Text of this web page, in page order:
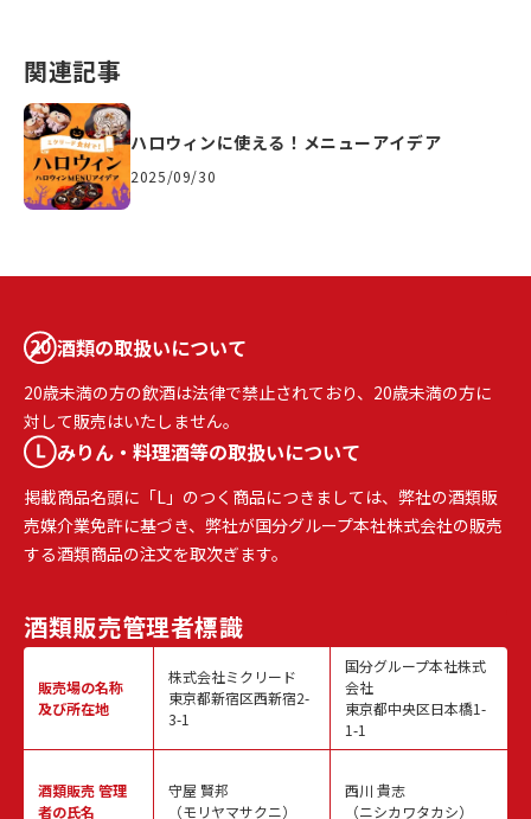
関連記事
ハロウィンに使える！メニューアイデア
2025/09/30
酒類の取扱いについて
20歳未満の方の飲酒は法律で禁止されており、20歳未満の方に
対して販売はいたしません。
みりん・料理酒等の取扱いについて
掲載商品名頭に「L」のつく商品につきましては、弊社の酒類販
売媒介業免許に基づき、弊社が国分グループ本社株式会社の販売
する酒類商品の注文を取次ぎます。
酒類販売管理者標識
販売場の名称
及び所在地
酒類販売管理
者の氏名
株式会社ミクリード
東京都新宿区西新宿2-
3-1
守屋 賢邦
（モリヤマサクニ）
国分グループ本社株式
会社
東京都中央区日本橋1-
1-1
西川 貴志
（ニシカワタカシ）